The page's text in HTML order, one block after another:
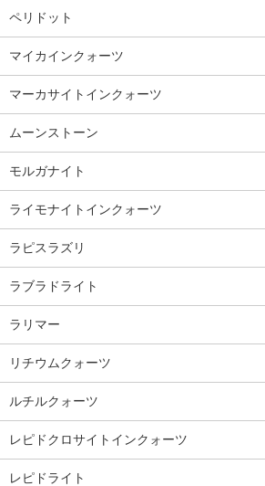
ペリドット
マイカインクォーツ
マーカサイトインクォーツ
ムーンストーン
モルガナイト
ライモナイトインクォーツ
ラピスラズリ
ラブラドライト
ラリマー
リチウムクォーツ
ルチルクォーツ
レピドクロサイトインクォーツ
レピドライト